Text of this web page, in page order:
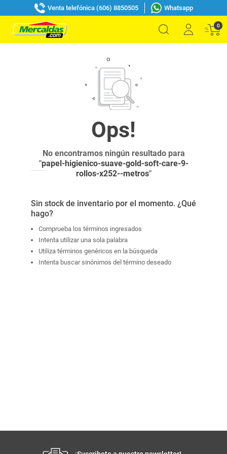
Venta telefónica (606) 8850505 Whatsapp
0
No encontramos ningún resultado para
"papel-higienico-suave-gold-soft-care-9-
rollos-x252--metros"
Sin stock de inventario por el momento. ¿Qué
hago?
Comprueba los términos ingresados
Intenta utilizar una sola palabra
Utiliza términos genéricos en la búsqueda
Intenta buscar sinónimos del término deseado